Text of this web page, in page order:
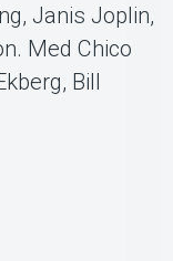
Janis Joplin,
Med Chico
Bill